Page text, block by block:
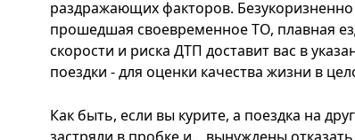
раздражающих факторов.
прошедшая своевременное ТО, плавная
скорости и риска ДТП доставит вас в
поездки - для оценки качества жизни в
Как быть, если вы курите, а поездка на